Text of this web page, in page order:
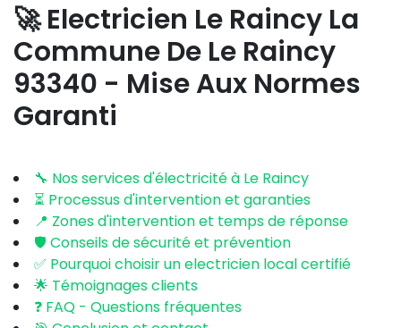
🚀 Electricien Le Raincy La
Commune De Le Raincy
93340 - Mise Aux Normes
Garanti
🔧 Nos services d'électricité à Le Raincy
⏳ Processus d'intervention et garanties
📍 Zones d'intervention et temps de réponse
🛡️ Conseils de sécurité et prévention
✅ Pourquoi choisir un electricien local certifié
🌟 Témoignages clients
❓ FAQ - Questions fréquentes